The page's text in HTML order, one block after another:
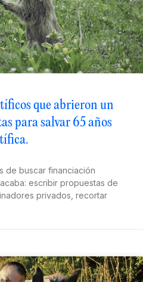
que abrieron un
para salvar 65 años
de buscar financiación
escribir propuestas de
privados, recortar